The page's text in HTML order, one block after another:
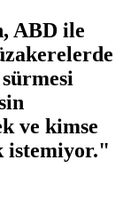
ABD ile
ve kimse
istemiyor."